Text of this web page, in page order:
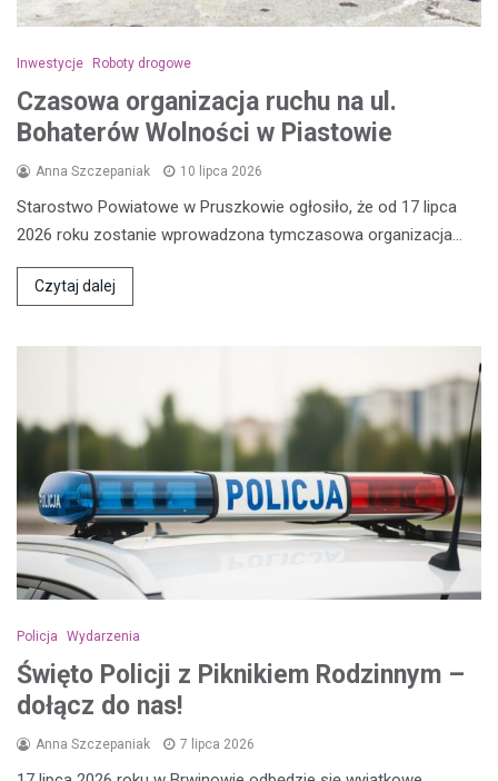
Inwestycje Roboty drogowe
Czasowa organizacja ruchu na ul.
Bohaterów Wolności w Piastowie
Anna Szczepaniak 10 lipca 2026
Starostwo Powiatowe w Pruszkowie ogłosiło, że od 17 lipca
2026 roku zostanie wprowadzona tymczasowa organizacja…
Czytaj dalej
Policja Wydarzenia
Święto Policji z Piknikiem Rodzinnym –
dołącz do nas!
Anna Szczepaniak 7 lipca 2026